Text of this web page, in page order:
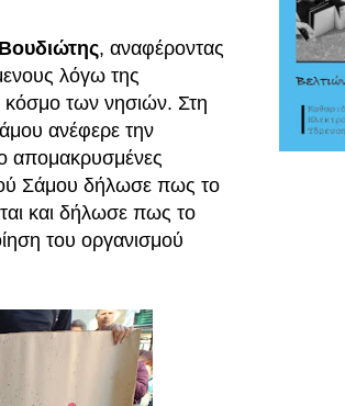
, αναφέροντας
λόγω της
κόσμο των νησιών. Στη
ανέφερε την
απομακρυσμένες
Σάμου δήλωσε πως το
και δήλωσε πως το
του οργανισμού